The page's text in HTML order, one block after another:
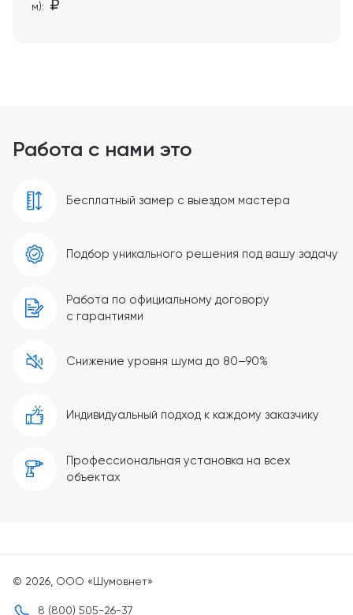
м):
Работа с нами это
Бесплатный замер с выездом мастера
Подбор уникального решения под вашу задачу
Работа по официальному договору
с гарантиями
Снижение уровня шума до 80–90%
Индивидуальный подход к каждому заказчику
Профессиональная установка на всех
объектах
© 2026, ООО «Шумовнет»
8 (800) 505-26-37